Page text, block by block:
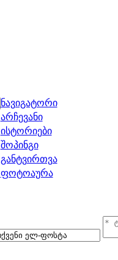
ნავიგატორი
არჩევანი
ისტორიები
შოპინგი
განტვირთვა
ფოტოაურა